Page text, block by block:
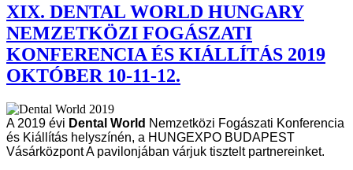
XIX. DENTAL WORLD HUNGARY
NEMZETKÖZI FOGÁSZATI
KONFERENCIA ÉS KIÁLLÍTÁS 2019
OKTÓBER 10-11-12.
A 2019 évi Dental World Nemzetközi Fogászati Konferencia
és Kiállítás helyszínén, a HUNGEXPO BUDAPEST
Vásárközpont A pavilonjában várjuk tisztelt partnereinket.